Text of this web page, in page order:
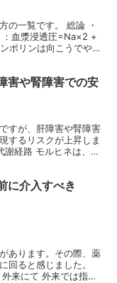
の一覧です。 総論 ・
：血漿浸透圧=Na×2 +
ポリンは向こうでや
害や腎障害での安
すが、肝障害や腎障害
するリスクが上昇しま
経路 モルヒネは、肝
に介入すべき
あります。その際、薬
回ると感じました。
来にて 外来では指導